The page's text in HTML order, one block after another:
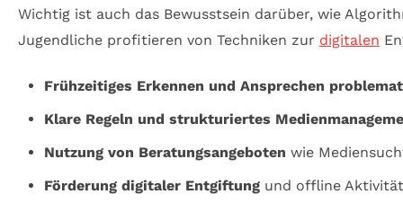
Wichtig ist auch das Bewusstsein darüber, wie
Jugendliche profitieren von Techniken zur digitalen
Frühzeitiges Erkennen und Ansprechen
Klare Regeln und strukturiertes
Nutzung von Beratungsangeboten wie
Förderung digitaler Entgiftungund offline